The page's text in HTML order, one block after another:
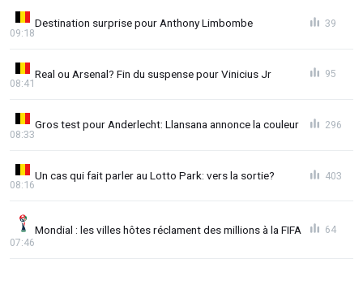
Destination surprise pour Anthony Limbombe
09:18
39
Real ou Arsenal? Fin du suspense pour Vinicius Jr
08:41
95
Gros test pour Anderlecht: Llansana annonce la couleur
08:33
296
Un cas qui fait parler au Lotto Park: vers la sortie?
08:16
403
Mondial : les villes hôtes réclament des millions à la FIFA
07:46
64